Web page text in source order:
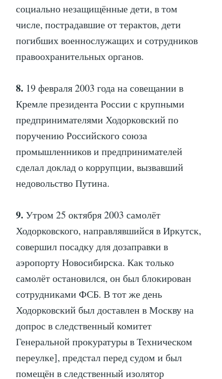
социально незащищённые дети, в том
числе, пострадавшие от терактов, дети
погибших военнослужащих и сотрудников
правоохранительных органов.
8. 19 февраля 2003 года на совещании в
Кремле президента России с крупными
предпринимателями Ходорковский по
поручению Российского союза
промышленников и предпринимателей
сделал доклад о коррупции, вызвавший
недовольство Путина.
9. Утром 25 октября 2003 самолёт
Ходорковского, направлявшийся в Иркутск,
совершил посадку для дозаправки в
аэропорту Новосибирска. Как только
самолёт остановился, он был блокирован
сотрудниками ФСБ. В тот же день
Ходорковский был доставлен в Москву на
допрос в следственный комитет
Генеральной прокуратуры в Техническом
переулке], предстал перед судом и был
помещён в следственный изолятор